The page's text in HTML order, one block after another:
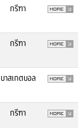
กรีฑา
กรีฑา
บาสเกตบอล
กรีฑา